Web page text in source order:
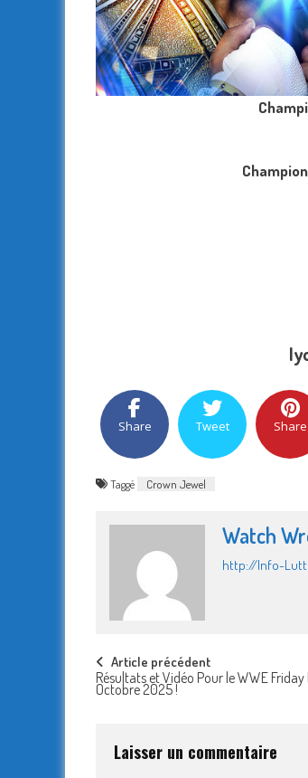
Share Tweet Share
Taggé Crown Jewel
Watch
http://Info-
Post
navigation
Article précédent
Résultats et Vidéo Pour le WWE
Octobre 2025 !
Laisser un commentaire